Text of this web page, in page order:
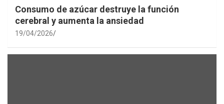
Consumo de azúcar destruye la función
cerebral y aumenta la ansiedad
19/04/2026